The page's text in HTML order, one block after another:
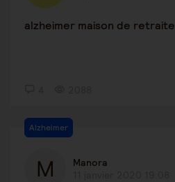
alzheimer maison de retraite
Alzheimer
Manora